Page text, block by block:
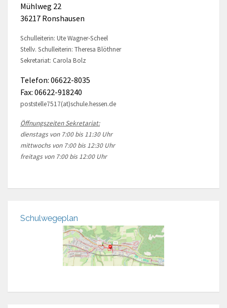
Mühlweg 22
36217 Ronshausen
Schulleiterin: Ute Wagner-Scheel
Stellv. Schulleiterin: Theresa Blöthner
Sekretariat: Carola Bolz
Telefon: 06622-8035
Fax: 06622-918240
poststelle7517(at)schule.hessen.de
Öffnungszeiten Sekretariat:
dienstags von 7:00 bis 11:30 Uhr
mittwochs von 7:00 bis 12:30 Uhr
freitags von 7:00 bis 12:00 Uhr
Schulwegeplan